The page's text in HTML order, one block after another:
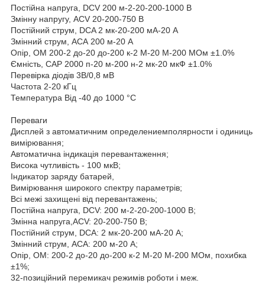
Постійна напруга, DCV 200 м-2-20-200-1000 В
Змінну напругу, ACV 20-200-750 В
Постійний струм, DCA 2 мк-20-200 мА-20 А
Змінний струм, АСА 200 м-20 А
Опір, ОМ 200-2 до-20 до-200 к-2 М-20 М-200 МОм ±1.0%
Ємність, САР 2000 п-20 м-200 н-2 мк-20 мкФ ±1.0%
Перевірка діодів 3В/0,8 мВ
Частота 2-20 кГц
Температура Від -40 до 1000 °С
Переваги
Дисплей з автоматичним определениемполярности і одиниць
вимірювання;
Автоматична індикація перевантаження;
Висока чутливість - 100 мкВ;
Індикатор заряду батарей,
Вимірювання широкого спектру параметрів;
Всі межі захищені від перевантажень;
Постійна напруга, DCV: 200 м-2-20-200-1000 В;
Змінна напруга,ACV: 20-200-750 В;
Постійний струм, DCA: 2 мк-20-200 мА-20 А;
Змінний струм, АСА: 200 м-20 А;
Опір, ОМ: 200-2 до-20 до-200 к-2 М-20 М-200 МОм, похибка
±1%;
32-позиційний перемикач режимів роботи і меж.